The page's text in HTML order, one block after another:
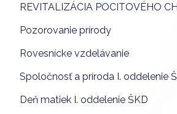
REVITALIZÁCIA POCITOVÉHO
Pozorovanie prírody
Rovesnícke vzdelávanie
Spoločnosť a príroda I. oddelenie
Deň matiek I. oddelenie ŠKD